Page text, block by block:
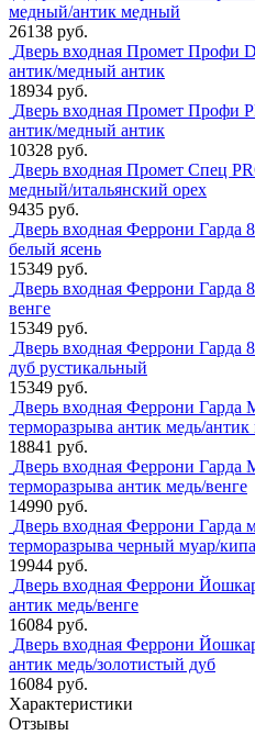
медный/антик медный
26138 руб.
Дверь входная Промет Профи
антик/медный антик
18934 руб.
Дверь входная Промет Профи
антик/медный антик
10328 руб.
Дверь входная Промет Спец
медный/итальянский орех
9435 руб.
Дверь входная Феррони Гарда
белый ясень
15349 руб.
Дверь входная Феррони Гарда
венге
15349 руб.
Дверь входная Феррони Гарда
дуб рустикальный
15349 руб.
Дверь входная Феррони Гарда
терморазрыва антик медь/антик
18841 руб.
Дверь входная Феррони Гарда
терморазрыва антик медь/венге
14990 руб.
Дверь входная Феррони Гарда
терморазрыва черный муар/
19944 руб.
Дверь входная Феррони
антик медь/венге
16084 руб.
Дверь входная Феррони
антик медь/золотистый дуб
16084 руб.
Характеристики
Отзывы